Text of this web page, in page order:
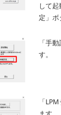
して
定」ボ
「手
す。
「